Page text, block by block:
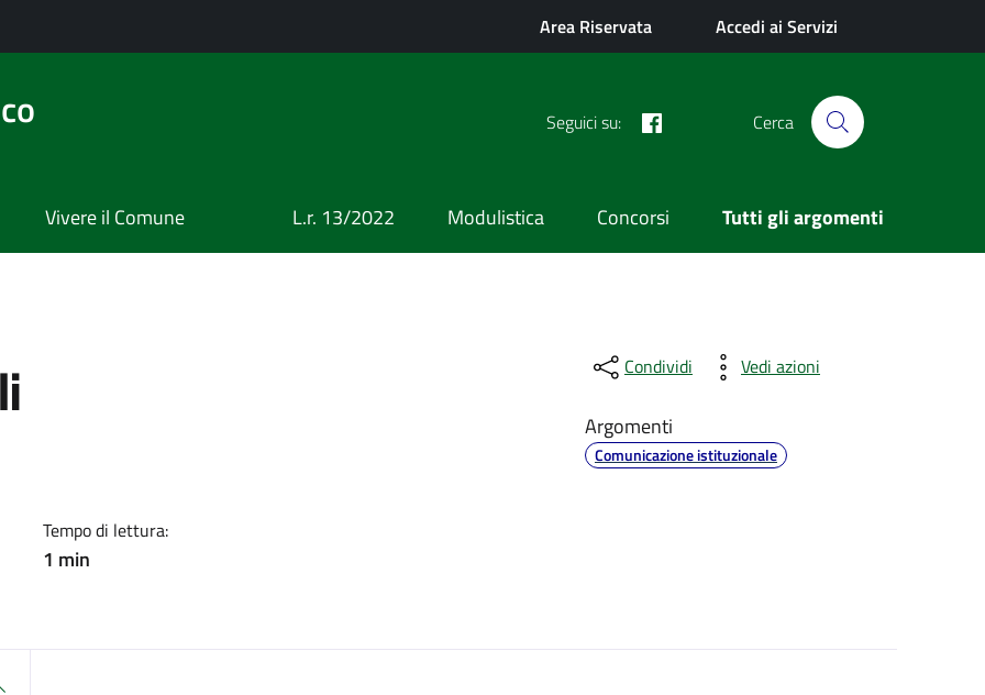
Area Riservata Accedi ai Servizi
Seguici su: Cerca
Vivere il Comune L.r. 13/2022 Modulistica Concorsi Tutti gli argomenti
Tempo di lettura:
1 min
Condividi Vedi azioni
Argomenti
Comunicazione istituzionale